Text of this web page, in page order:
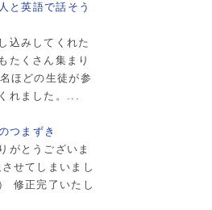
と英語で話そう
込みしてくれた
たくさん集まり
ほどの生徒が参
れました。...
つまずき
がとうございま
せてしまいまし
修正完了いたし